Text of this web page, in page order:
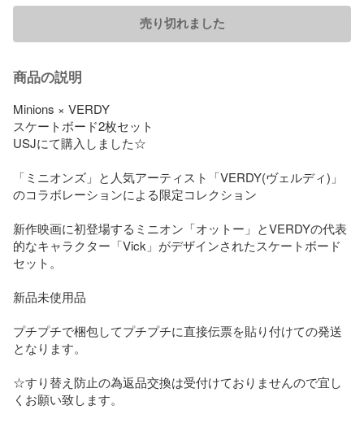
売り切れました
商品の説明
Minions × VERDY
スケートボード2枚セット
USJにて購入しました☆
「ミニオンズ」と人気アーティスト「VERDY(ヴェルディ)」
のコラボレーションによる限定コレクション
新作映画に初登場するミニオン「オットー」とVERDYの代表
的なキャラクター「Vick」がデザインされたスケートボード
セット。
新品未使用品
プチプチで梱包してプチプチに直接伝票を貼り付けての発送
となります。
☆すり替え防止の為返品交換は受付けておりませんので宜し
くお願い致します。